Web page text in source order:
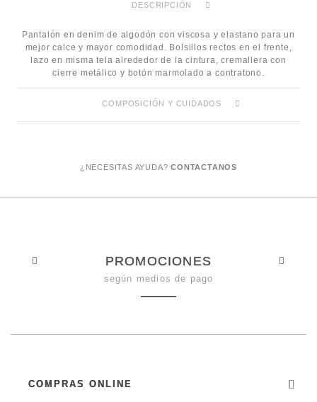
DESCRIPCIÓN
Pantalón en denim de algodón con viscosa y elastano para un
mejor calce y mayor comodidad. Bolsillos rectos en el frente,
lazo en misma tela alrededor de la cintura, cremallera con
cierre metálico y botón marmolado a contratono.
COMPOSICIÓN Y CUIDADOS
¿NECESITAS AYUDA?CONTACTANOS
PROMOCIONES
según medios de pago
COMPRAS ONLINE